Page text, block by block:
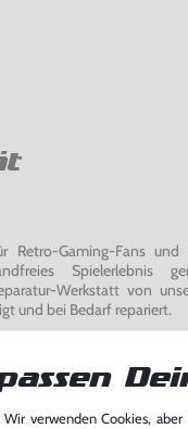
Gaming-Fans und
Spielerlebnis
Werkstatt von
und bei Bedarf repariert.
bei uns kaufst oder
und Games zu
zu vermeiden.
verwenden Cookies,